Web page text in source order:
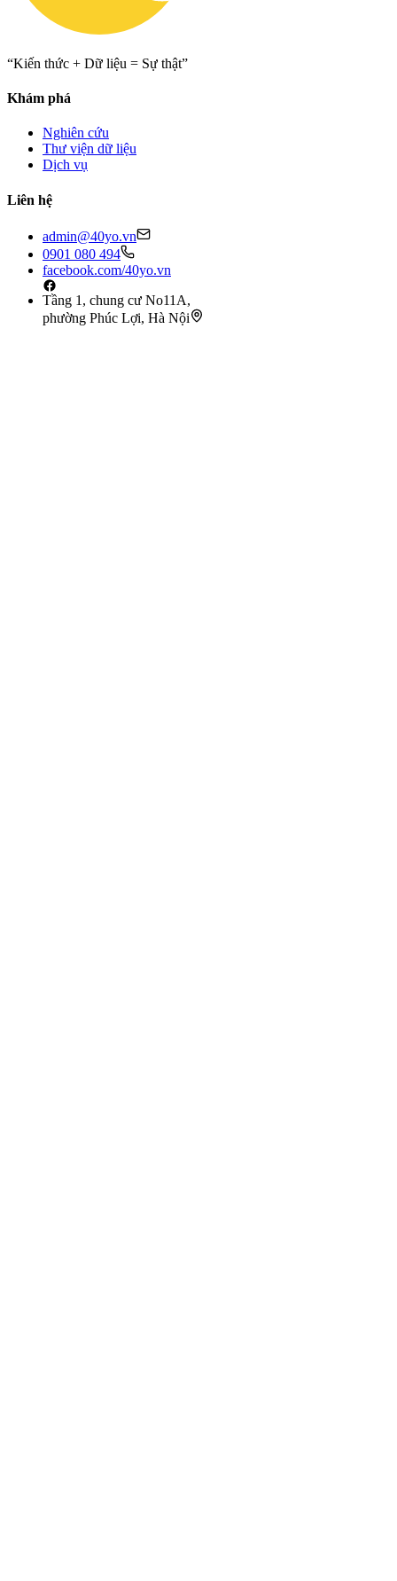
“Kiến thức + Dữ liệu = Sự thật”
Khám phá
Nghiên cứu
Thư viện dữ liệu
Dịch vụ
Liên hệ
admin@40yo.vn
0901 080 494
facebook.com/40yo.vn
Tầng 1, chung cư No11A,
phường Phúc Lợi, Hà Nội